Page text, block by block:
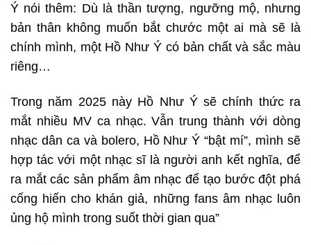
Ý nói thêm: Dù là thần tượng, ngưỡng mộ, nhưng
bản thân không muốn bắt chước một ai mà sẽ là
chính mình, một Hồ Như Ý có bản chất và sắc màu
riêng…
Trong năm 2025 này Hồ Như Ý sẽ chính thức ra
mắt nhiều MV ca nhạc. Vẫn trung thành với dòng
nhạc dân ca và bolero, Hồ Như Ý “bật mí”, mình sẽ
hợp tác với một nhạc sĩ là người anh kết nghĩa, để
ra mắt các sản phẩm âm nhạc để tạo bước đột phá
cống hiến cho khán giả, những fans âm nhạc luôn
ủng hộ mình trong suốt thời gian qua”